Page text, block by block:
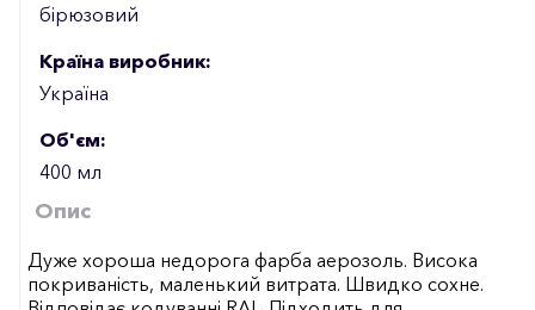
бірюзовий
Країна виробник:
Україна
Об'єм:
400 мл
Опис
Дуже хороша недорога фарба аерозоль. Висока
покриваність, маленький витрата. Швидко сохне.